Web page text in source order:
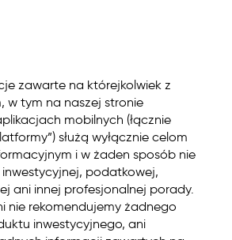
zawarte na którejkolwiek z
w tym na naszej stronie
mobilnych (łącznie
służą wyłącznie celom
i w żaden sposób nie
podatkowej,
ani innej profesjonalnej porady.
nie rekomendujemy żadnego
inwestycyjnego, ani